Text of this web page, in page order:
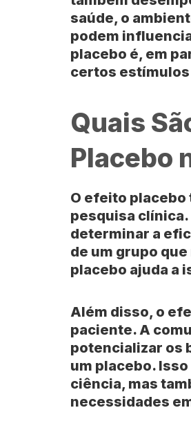
saúde, o
podem
placebo é, em
certos
Quais
Placebo
O efeito placebo
pesquisa clínica.
determinar a
de um grupo
placebo ajuda a
Além disso, o
paciente. A
potencializar os
um placebo.
ciência, mas
necessidades